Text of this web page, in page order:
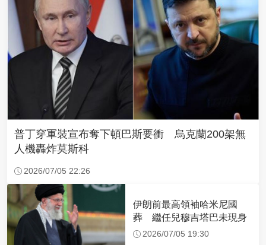
普丁穿軍裝宣布奪下頓巴斯要衝 烏克蘭200架無
人機轟炸莫斯科
2026/07/05 22:26
伊朗前最高領袖哈米尼國
葬 繼任兒穆吉塔巴未現身
2026/07/05 19:30